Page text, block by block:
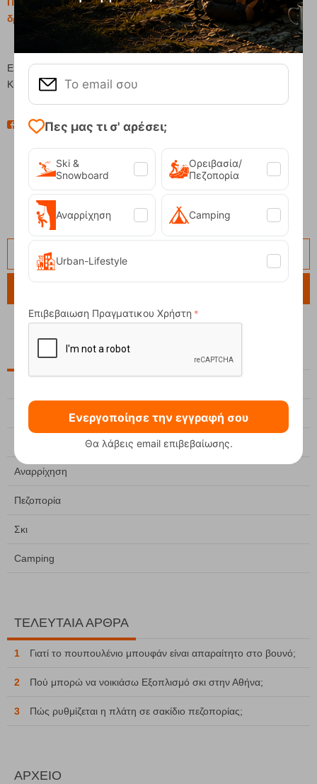
Πώς επιλέγω ορειβατικά παπούτσια – Οδηγός για κάθε
δραστηριότητα
Επιμέλεια Κειμένου
Κυριακού Τόνια
Μοιράσου το!
ΚΑΤΗΓΟΡΙΕΣ
Αναρρίχηση
Πεζοπορία
Σκι
Camping
ΤΕΛΕΥΤΑΙΑ ΑΡΘΡΑ
1 Γιατί το πουπουλένιο μπουφάν είναι απαραίτητο στο βουνό;
2 Πού μπορώ να νοικιάσω Εξοπλισμό σκι στην Αθήνα;
3 Πώς ρυθμίζεται η πλάτη σε σακίδιο πεζοπορίας;
ΑΡΧΕΙΟ
Πες μας τι σ' αρέσει;
Ski &
Snowboard
Ορειβασία/
Πεζοπορία
Αναρρίχηση Camping
Urban-Lifestyle
Επιβεβαιωση Πραγματικου Χρήστη
Ενεργοποίησε την εγγραφή σου
Θα λάβεις email επιβεβαίωσης.